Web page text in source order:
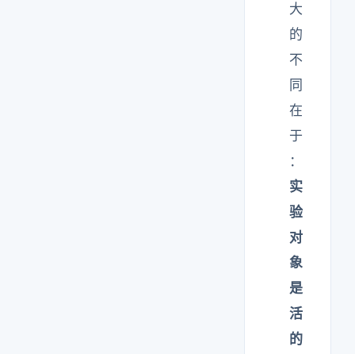
大
的
不
同
在
于
：
实
验
对
象
是
活
的